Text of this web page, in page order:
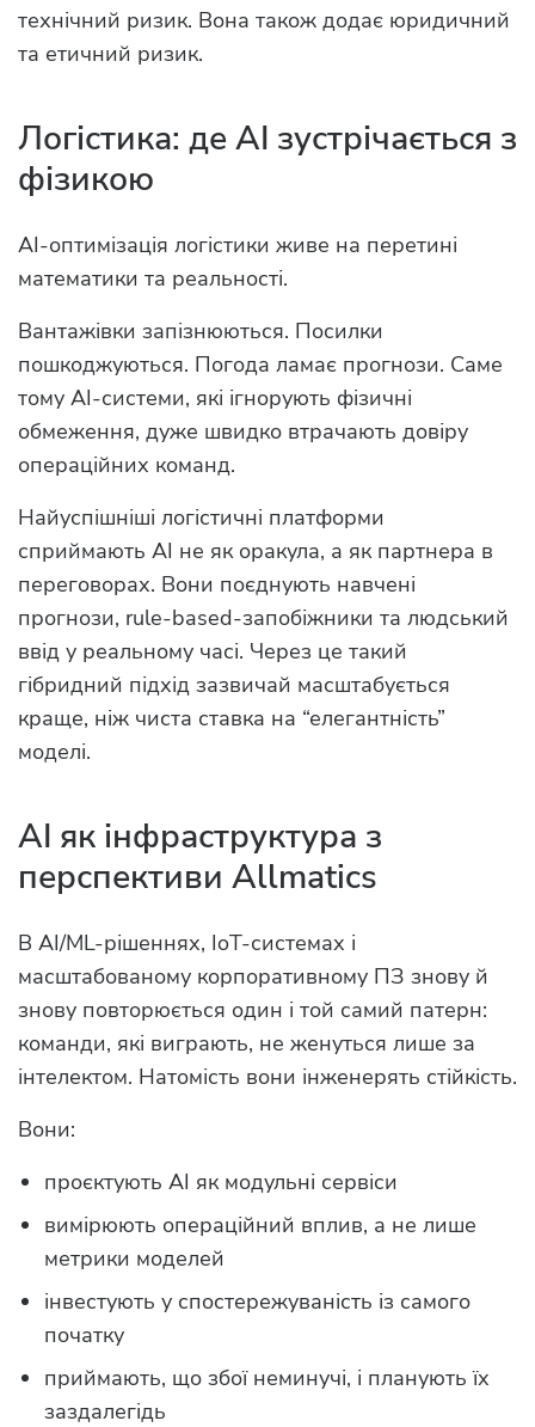
технічний ризик. Вона також додає юридичний
та етичний ризик.
Логістика: де AI зустрічається з
фізикою
AI-оптимізація логістики живе на перетині
математики та реальності.
Вантажівки запізнюються. Посилки
пошкоджуються. Погода ламає прогнози. Саме
тому AI-системи, які ігнорують фізичні
обмеження, дуже швидко втрачають довіру
операційних команд.
Найуспішніші логістичні платформи
сприймають AI не як оракула, а як партнера в
переговорах. Вони поєднують навчені
прогнози, rule-based-запобіжники та людський
ввід у реальному часі. Через це такий
гібридний підхід зазвичай масштабується
краще, ніж чиста ставка на “елегантність”
моделі.
AI як інфраструктура з
перспективи Allmatics
В AI/ML-рішеннях, IoT-системах і
масштабованому корпоративному ПЗ знову й
знову повторюється один і той самий патерн:
команди, які виграють, не женуться лише за
інтелектом. Натомість вони інженерять стійкість.
Вони:
проєктують AI як модульні сервіси
вимірюють операційний вплив, а не лише
метрики моделей
інвестують у спостережуваність із самого
початку
приймають, що збої неминучі, і планують їх
заздалегідь